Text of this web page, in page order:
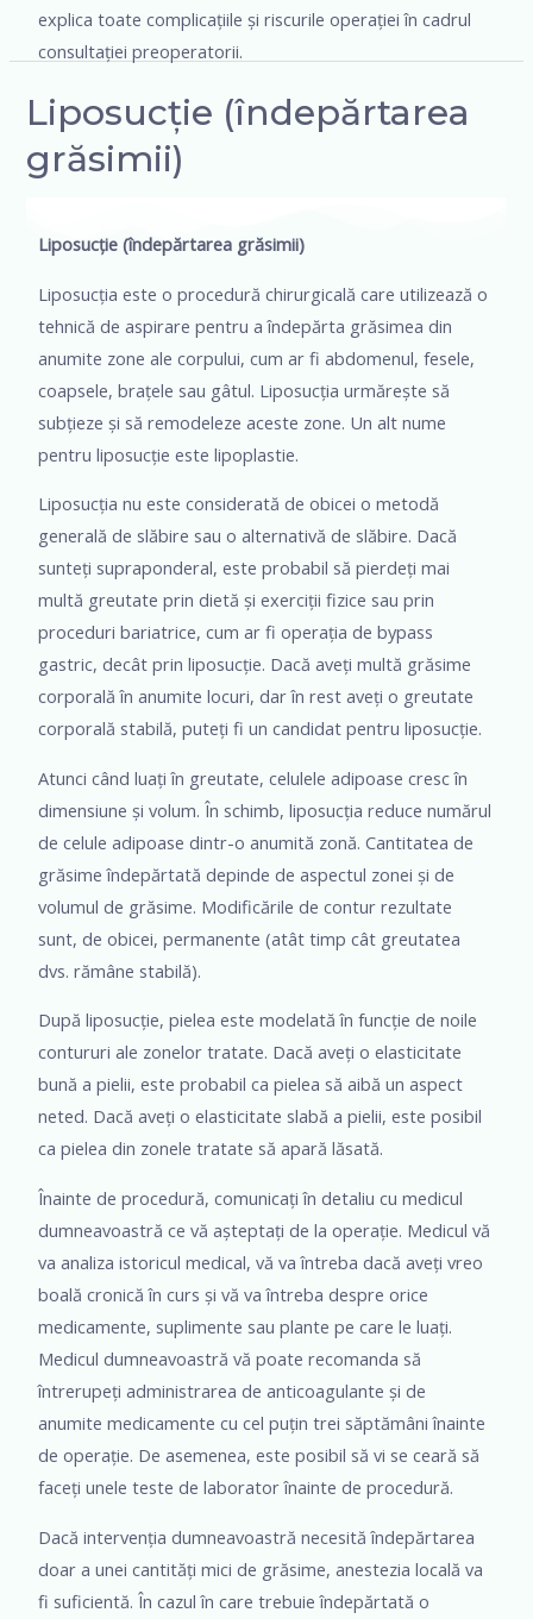
explica toate complicațiile și riscurile operației în cadrul
consultației preoperatorii.
Liposucție (îndepărtarea
grăsimii)
Liposucție (îndepărtarea grăsimii)
Liposucția este o procedură chirurgicală care utilizează o
tehnică de aspirare pentru a îndepărta grăsimea din
anumite zone ale corpului, cum ar fi abdomenul, fesele,
coapsele, brațele sau gâtul. Liposucția urmărește să
subțieze și să remodeleze aceste zone. Un alt nume
pentru liposucție este lipoplastie.
Liposucția nu este considerată de obicei o metodă
generală de slăbire sau o alternativă de slăbire. Dacă
sunteți supraponderal, este probabil să pierdeți mai
multă greutate prin dietă și exerciții fizice sau prin
proceduri bariatrice, cum ar fi operația de bypass
gastric, decât prin liposucție. Dacă aveți multă grăsime
corporală în anumite locuri, dar în rest aveți o greutate
corporală stabilă, puteți fi un candidat pentru liposucție.
Atunci când luați în greutate, celulele adipoase cresc în
dimensiune și volum. În schimb, liposucția reduce numărul
de celule adipoase dintr-o anumită zonă. Cantitatea de
grăsime îndepărtată depinde de aspectul zonei și de
volumul de grăsime. Modificările de contur rezultate
sunt, de obicei, permanente (atât timp cât greutatea
dvs. rămâne stabilă).
După liposucție, pielea este modelată în funcție de noile
contururi ale zonelor tratate. Dacă aveți o elasticitate
bună a pielii, este probabil ca pielea să aibă un aspect
neted. Dacă aveți o elasticitate slabă a pielii, este posibil
ca pielea din zonele tratate să apară lăsată.
Înainte de procedură, comunicați în detaliu cu medicul
dumneavoastră ce vă așteptați de la operație. Medicul vă
va analiza istoricul medical, vă va întreba dacă aveți vreo
boală cronică în curs și vă va întreba despre orice
medicamente, suplimente sau plante pe care le luați.
Medicul dumneavoastră vă poate recomanda să
întrerupeți administrarea de anticoagulante și de
anumite medicamente cu cel puțin trei săptămâni înainte
de operație. De asemenea, este posibil să vi se ceară să
faceți unele teste de laborator înainte de procedură.
Dacă intervenția dumneavoastră necesită îndepărtarea
doar a unei cantități mici de grăsime, anestezia locală va
fi suficientă. În cazul în care trebuie îndepărtată o